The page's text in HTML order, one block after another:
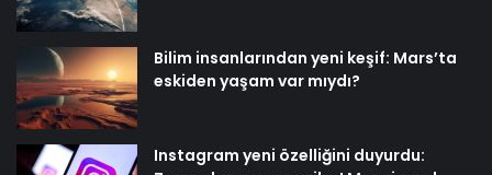
Bilim insanlarından yeni keşif: Mars’ta
eskiden yaşam var mıydı?
Instagram yeni özelliğini duyurdu: